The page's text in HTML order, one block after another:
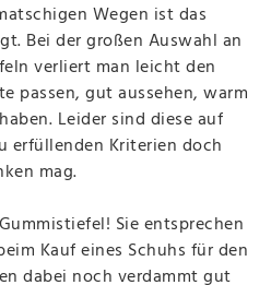
Wegen ist das
Bei der großen Auswahl an
verliert man leicht den
passen, gut aussehen, warm
Leider sind diese auf
erfüllenden Kriterien doch
mag.
Sie entsprechen
Kauf eines Schuhs für den
dabei noch verdammt gut